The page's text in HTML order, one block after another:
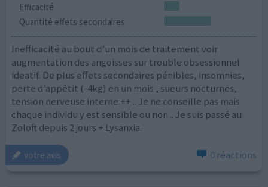
Efficacité
Quantité effets secondaires
Inefficacité au bout d’un mois de traitement voir
augmentation des angoisses sur trouble obsessionnel
ideatif. De plus effets secondaires pénibles, insomnies,
perte d’appétit (-4kg) en un mois , sueurs nocturnes,
tension nerveuse interne ++ .. Je ne conseille pas mais
chaque individu y est sensible ou non .. Je suis passé au
Zoloft depuis 2 jours + Lysanxia.
votre avis 0 réactions